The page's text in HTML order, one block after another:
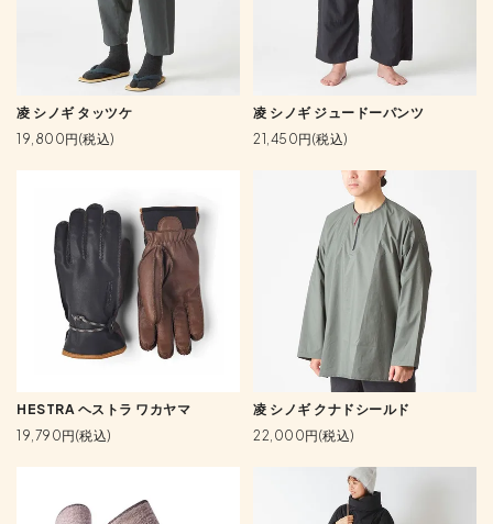
凌 シノギ タッツケ
19,800円(税込)
凌 シノギ ジュードーパンツ
21,450円(税込)
HESTRA ヘストラ ワカヤマ
19,790円(税込)
凌 シノギ クナドシールド
22,000円(税込)